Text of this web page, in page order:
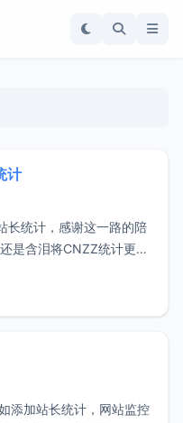
计
长统计，感谢这一路的陪
是含泪将CNZZ统计更换
定影响，但是为了统计数
检测过程中，CNZZ表现
添加站长统计，网站监控